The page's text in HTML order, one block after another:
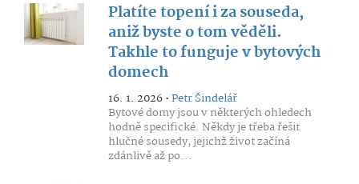
Platíte topení i za souseda,
aniž byste o tom věděli.
Takhle to funguje v bytových
domech
16. 1. 2026 •Petr Šindelář
Bytové domy jsou v některých ohledech
hodně specifické. Někdy je třeba řešit
hlučné sousedy, jejichž život začíná
zdánlivě až po...